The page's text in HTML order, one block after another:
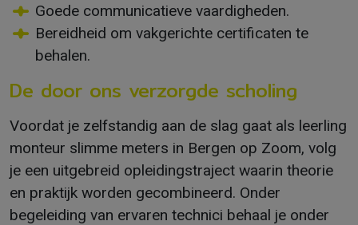
Goede communicatieve vaardigheden.
Bereidheid om vakgerichte certificaten te
behalen.
De door ons verzorgde scholing
Voordat je zelfstandig aan de slag gaat als leerling
monteur slimme meters in Bergen op Zoom, volg
je een uitgebreid opleidingstraject waarin theorie
en praktijk worden gecombineerd. Onder
begeleiding van ervaren technici behaal je onder